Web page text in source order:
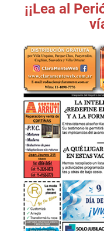
¡¡Lea al